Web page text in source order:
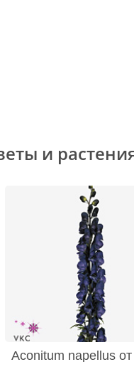
и
Aconitum napellus